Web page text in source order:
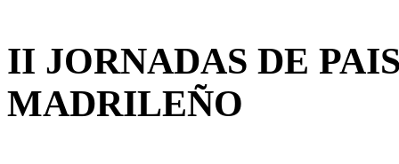
II JORNADAS DE
MADRILEÑO